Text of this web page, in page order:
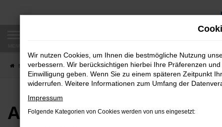
Zum
Startseite Fahrzeugangebote Autobörse
Autobörse
Wir nutzen Cookies, um Ihnen die bestmögliche Nutzung
verbessern. Wir berücksichtigen hierbei Ihre Präferenzen
Einwilligung geben. Wenn Sie zu einem späteren Zeitpunkt
widerrufen. Weitere Informationen zum Umfang der
Impressum
Folgende Kategorien von Cookies werden von uns eingesetzt: